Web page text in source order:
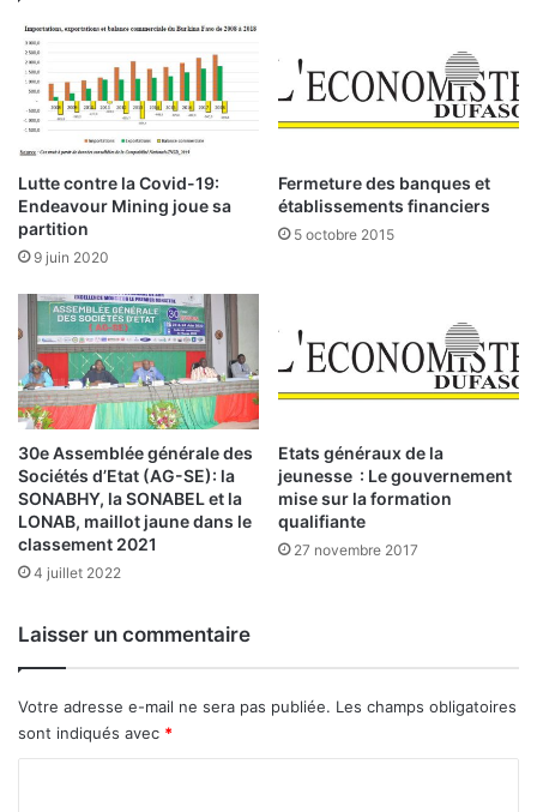
o
m
m
p
r
é
o
c
c
p
a
i
o
n
6
7
%
u
1
e
r
s
e
e
s
r
e
Lutte contre la Covid-19:
Endeavour Mining joue sa
partition
9 juin 2020
Fermeture des banques et
établissements financiers
5 octobre 2015
30e Assemblée générale des
Sociétés d’Etat (AG-SE): la
SONABHY, la SONABEL et la
LONAB, maillot jaune dans le
classement 2021
4 juillet 2022
Etats généraux de la
jeunesse : Le gouvernement
mise sur la formation
qualifiante
27 novembre 2017
Laisser un commentaire
Votre adresse e-mail ne sera pas publiée. Les champs obligatoires
sont indiqués avec *